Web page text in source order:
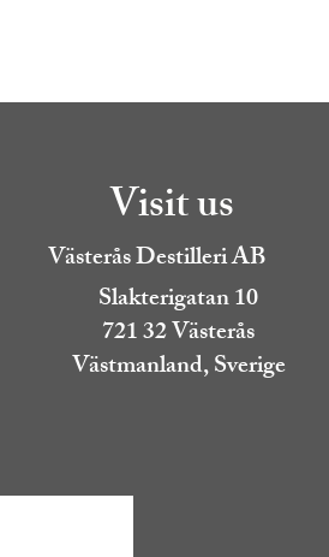
Visit us
Västerås Destilleri AB
Slakterigatan 10
721 32 Västerås
Västmanland, Sverige